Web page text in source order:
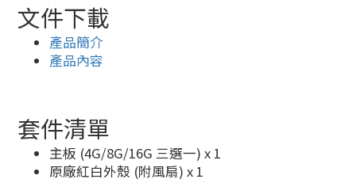
文件下載
產品簡介
產品內容
套件清單
主板 (4G/8G/16G 三選一) x 1
原廠紅白外殼 (附風扇) x 1